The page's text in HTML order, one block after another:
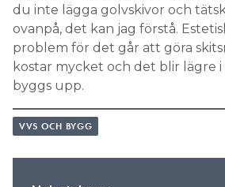
du inte lägga golvskivor och
ovanpå, det kan jag förstå.
problem för det går att göra
kostar mycket och det blir lägre
byggs upp.
VVS OCH BYGG